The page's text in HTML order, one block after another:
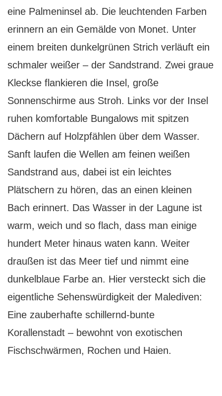
eine Palmeninsel ab. Die leuchtenden Farben
erinnern an ein Gemälde von Monet. Unter
einem breiten dunkelgrünen Strich verläuft ein
schmaler weißer – der Sandstrand. Zwei graue
Kleckse flankieren die Insel, große
Sonnenschirme aus Stroh. Links vor der Insel
ruhen komfortable Bungalows mit spitzen
Dächern auf Holzpfählen über dem Wasser.
Sanft laufen die Wellen am feinen weißen
Sandstrand aus, dabei ist ein leichtes
Plätschern zu hören, das an einen kleinen
Bach erinnert. Das Wasser in der Lagune ist
warm, weich und so flach, dass man einige
hundert Meter hinaus waten kann. Weiter
draußen ist das Meer tief und nimmt eine
dunkelblaue Farbe an. Hier versteckt sich die
eigentliche Sehenswürdigkeit der Malediven:
Eine zauberhafte schillernd-bunte
Korallenstadt – bewohnt von exotischen
Fischschwärmen, Rochen und Haien.